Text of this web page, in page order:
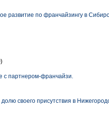
развитие по франчайзингу в
с партнером-франчайзи.
своего присутствия в